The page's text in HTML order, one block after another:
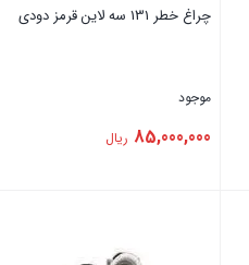
چراغ خطر 131 سه لاین قرمز دودی
موجود
85,000,000 ریال